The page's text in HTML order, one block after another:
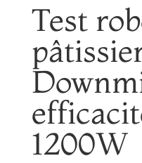
Test
1200W